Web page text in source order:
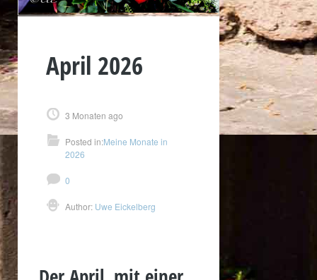
April 2026
3 Monaten ago
Posted in:Meine Monate in
2026
0
Author: Uwe Eickelberg